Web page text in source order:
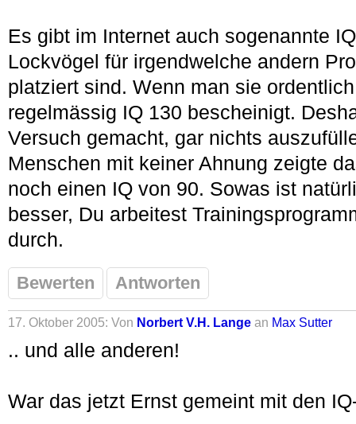
Es gibt im Internet auch sogenannte
Lockvögel für irgendwelche andern
platziert sind. Wenn man sie
regelmässig IQ 130 bescheinigt.
Versuch gemacht, gar nichts
Menschen mit keiner Ahnung zeigte
noch einen IQ von 90. Sowas ist
besser, Du arbeitest
durch.
Bewerten Antworten
17. Oktober 2005: Von Norbert V.H. Lange an Max Sutter
.. und alle anderen!
War das jetzt Ernst gemeint mit den